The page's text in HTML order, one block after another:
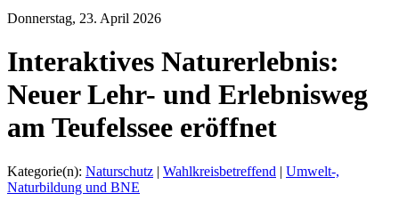
Donnerstag, 23. April 2026
Interaktives Naturerlebnis:
Neuer Lehr- und Erlebnisweg
am Teufelssee eröffnet
Kategorie(n): Naturschutz | Wahlkreisbetreffend | Umwelt-,
Naturbildung und BNE